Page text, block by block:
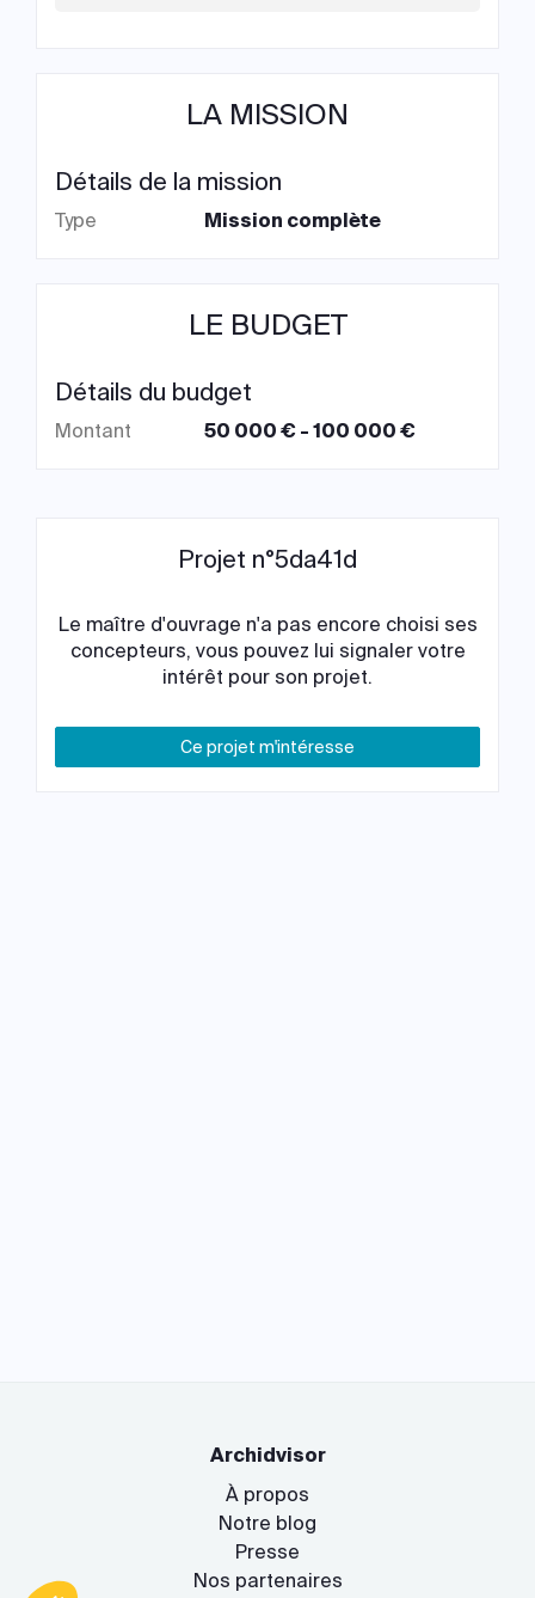
LA MISSION
Détails de la mission
Type Mission complète
LE BUDGET
Détails du budget
Montant 50 000 € - 100 000 €
Projet n°5da41d
Le maître d'ouvrage n'a pas encore choisi ses
concepteurs, vous pouvez lui signaler votre
intérêt pour son projet.
Ce projet m'intéresse
Archidvisor
À propos
Notre blog
Presse
Nos partenaires